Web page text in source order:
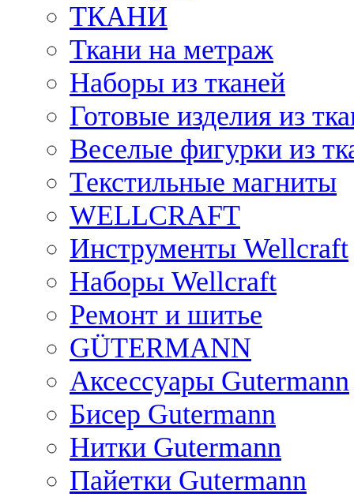
ТКАНИ
Ткани на метраж
Наборы из тканей
Готовые изделия из
Веселые фигурки из
Текстильные магниты
WELLCRAFT
Инструменты Wellcraft
Наборы Wellcraft
Ремонт и шитье
GÜTERMANN
Аксессуары Gutermann
Бисер Gutermann
Нитки Gutermann
Пайетки Gutermann